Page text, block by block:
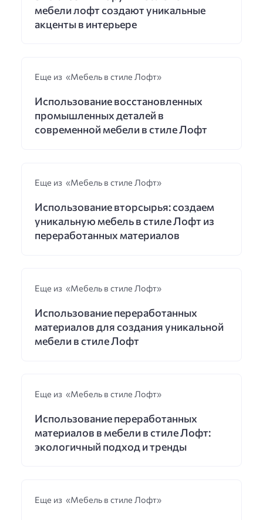
мебели лофт создают уникальные
акценты в интерьере
Еще из «Мебель в стиле Лофт»
Использование восстановленных
промышленных деталей в
современной мебели в стиле Лофт
Еще из «Мебель в стиле Лофт»
Использование вторсырья: создаем
уникальную мебель в стиле Лофт из
переработанных материалов
Еще из «Мебель в стиле Лофт»
Использование переработанных
материалов для создания уникальной
мебели в стиле Лофт
Еще из «Мебель в стиле Лофт»
Использование переработанных
материалов в мебели в стиле Лофт:
экологичный подход и тренды
Еще из «Мебель в стиле Лофт»